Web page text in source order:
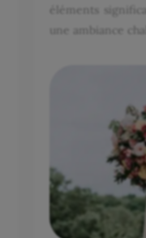
éléments
une ambiance